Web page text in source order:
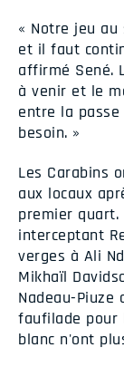
« Notre jeu au
et il faut
affirmé Sené.
à venir et le
entre la
besoin. »
Les Carabins
aux locaux
premier
interceptant
verges à Ali
Mikhaïl
Nadeau-
faufilade pour
blanc n'ont